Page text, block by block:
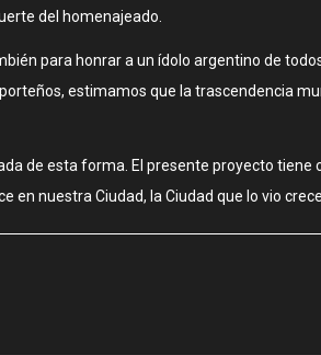
del homenajeado.
para honrar a un ídolo argentino de
estimamos que la trascendencia
de esta forma. El presente proyecto
en nuestra Ciudad, la Ciudad que lo vio